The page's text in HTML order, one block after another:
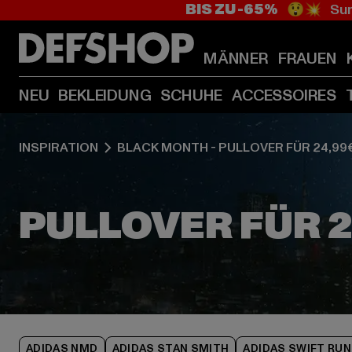
BIS ZU -65% 😲💥
MÄNNER FRAUEN
NEU BEKLEIDUNG SCHUHE ACCESSOIRES
INSPIRATION BLACK MONTH - PULLOVER FÜR
ADIDAS NMD ADIDAS STAN SMITH ADIDAS SWIFT RUN